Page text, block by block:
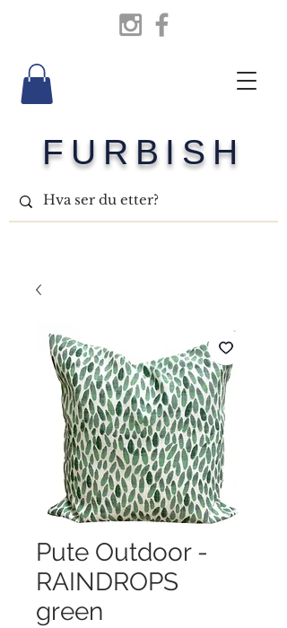
FURBISH
Pute Outdoor -
RAINDROPS
green